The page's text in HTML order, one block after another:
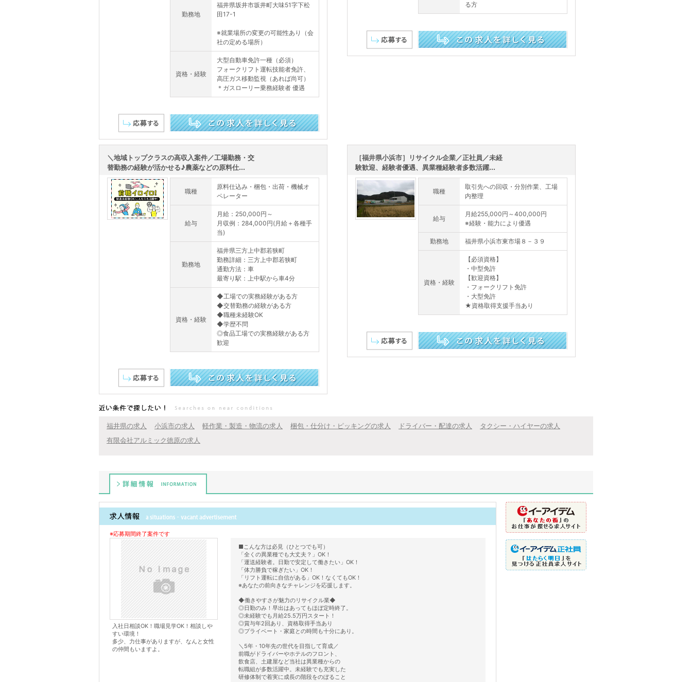
勤務地
福井県坂井市坂井町大味51字下松
田17-1
※就業場所の変更の可能性あり（会
社の定める場所）
資格・経験
大型自動車免許一種（必須）
フォークリフト運転技能者免許、
高圧ガス移動監視（あれば尚可）
＊ガスローリー乗務経験者 優遇
る方
＼地域トップクラスの高収入案件／工場勤務・交
替勤務の経験が活かせる♪農薬などの原料仕...
職種
原料仕込み・梱包・出荷・機械オ
ペレーター
給与
月給：250,000円～
月収例：284,000円(月給＋各種手
当)
勤務地
福井県三方上中郡若狭町
勤務詳細：三方上中郡若狭町
通勤方法：車
最寄り駅：上中駅から車4分
資格・経験
◆工場での実務経験がある方
◆交替勤務の経験がある方
◆職種未経験OK
◆学歴不問
◎食品工場での実務経験がある方
歓迎
［福井県小浜市］リサイクル企業／正社員／未経
験歓迎、経験者優遇、異業種経験者多数活躍...
職種
取引先への回収・分別作業、工場
内整理
給与
月給255,000円～400,000円
※経験・能力により優遇
勤務地 福井県小浜市東市場８－３９
資格・経験
【必須資格】
・中型免許
【歓迎資格】
・フォークリフト免許
・大型免許
★資格取得支援手当あり
福井県の求人 小浜市の求人 軽作業・製造・物流の求人 梱包・仕分け・ピッキングの求人 ドライバー・配達の求人
タクシー・ハイヤーの求人
有限会社アルミック徳原の求人
※応募期間終了案件です
入社日相談OK！職場見学OK！相談しや
すい環境！
多少、力仕事がありますが、なんと女性
の仲間もいますよ。
■こんな方は必見（ひとつでも可）
「全くの異業種でも大丈夫？」OK！
「運送経験者。日勤で安定して働きたい」OK！
「体力勝負で稼ぎたい」OK！
「リフト運転に自信がある」OK！なくてもOK！
※あなたの前向きなチャレンジを応援します。
◆働きやすさが魅力のリサイクル業◆
◎日勤のみ！早出はあってもほぼ定時終了。
◎未経験でも月給25.5万円スタート！
◎賞与年2回あり、資格取得手当あり
◎プライベート・家庭との時間も十分にあり。
＼5年・10年先の世代を目指して育成／
前職がドライバーやホテルのフロント、
飲食店、土建屋など当社は異業種からの
転職組が多数活躍中。未経験でも充実した
研修体制で着実に成長の階段をのぼること